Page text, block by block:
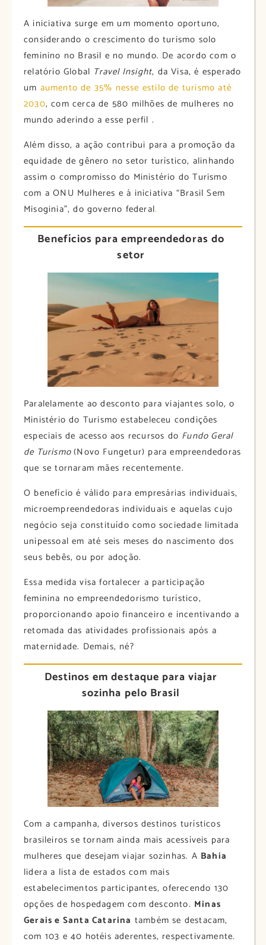
A iniciativa surge em um momento oportuno,
considerando o crescimento do turismo solo
feminino no Brasil e no mundo. De acordo com o
relatório Global Travel Insight, da Visa, é esperado
um aumento de 35% nesse estilo de turismo até
2030, com cerca de 580 milhões de mulheres no
mundo aderindo a esse perfil .​
Além disso, a ação contribui para a promoção da
equidade de gênero no setor turístico, alinhando
assim o compromisso do Ministério do Turismo
com a ONU Mulheres e à iniciativa “Brasil Sem
Misoginia”, do governo federal.
Benefícios para empreendedoras do
setor
Paralelamente ao desconto para viajantes solo, o
Ministério do Turismo estabeleceu condições
especiais de acesso aos recursos do Fundo Geral
de Turismo(Novo Fungetur) para empreendedoras
que se tornaram mães recentemente.
O benefício é válido para empresárias individuais,
microempreendedoras individuais e aquelas cujo
negócio seja constituído como sociedade limitada
unipessoal em até seis meses do nascimento dos
seus bebês, ou por adoção.
Essa medida visa fortalecer a participação
feminina no empreendedorismo turístico,
proporcionando apoio financeiro e incentivando a
retomada das atividades profissionais após a
maternidade. Demais, né?
Destinos em destaque para viajar
sozinha pelo Brasil
Com a campanha, diversos destinos turísticos
brasileiros se tornam ainda mais acessíveis para
mulheres que desejam viajar sozinhas. A Bahia
lidera a lista de estados com mais
estabelecimentos participantes, oferecendo 130
opções de hospedagem com desconto. Minas
Gerais e Santa Catarina também se destacam,
com 103 e 40 hotéis aderentes, respectivamente.